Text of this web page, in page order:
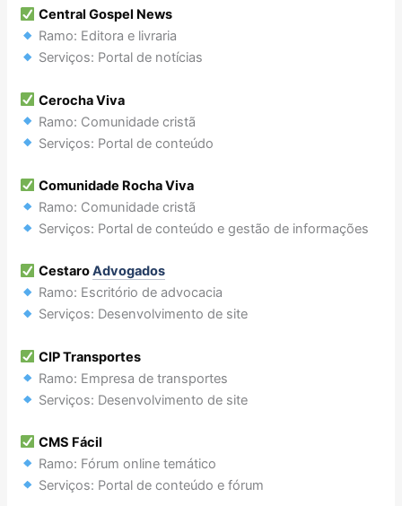
Central Gospel News
Ramo: Editora e livraria
Serviços: Portal de notícias
Cerocha Viva
Ramo: Comunidade cristã
Serviços: Portal de conteúdo
Comunidade Rocha Viva
Ramo: Comunidade cristã
Serviços: Portal de conteúdo e gestão de informações
CestaroAdvogados
Ramo: Escritório de advocacia
Serviços: Desenvolvimento de site
CIP Transportes
Ramo: Empresa de transportes
Serviços: Desenvolvimento de site
CMS Fácil
Ramo: Fórum online temático
Serviços: Portal de conteúdo e fórum